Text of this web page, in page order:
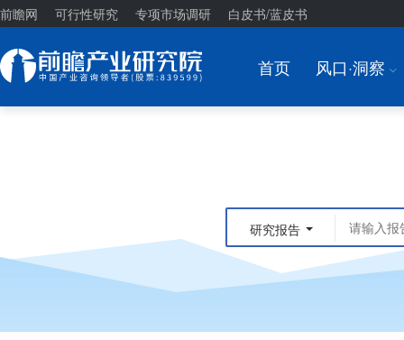
前瞻网 可行性研究 专项市场调研 白皮书/蓝皮书
首页 风口·洞察 I
研究报告